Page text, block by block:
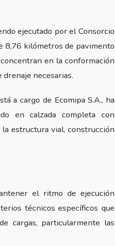
ejecutado por el Consorcio
8,76 kilómetros de pavimento
en la conformación
necesarias.
a cargo de Ecomipa S.A., ha
en calzada completa con
estructura vial, construcción
el ritmo de ejecución
técnicos específicos que
cargas, particularmente las